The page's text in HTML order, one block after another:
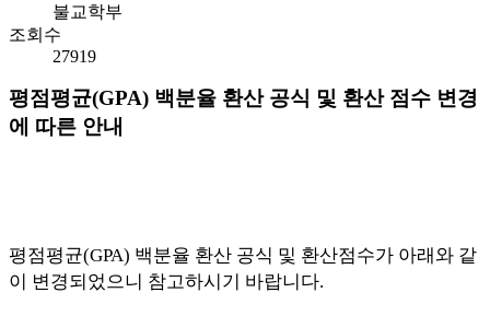
불교학부
조회수
27919
평점평균(GPA) 백분율 환산 공식 및 환산 점수 변경
에 따른 안내
평점평균(GPA) 백분율 환산 공식 및 환산점수가 아래와 같
이 변경되었으니 참고하시기 바랍니다.